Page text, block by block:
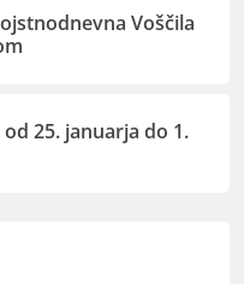
Voščila
25. januarja do 1.